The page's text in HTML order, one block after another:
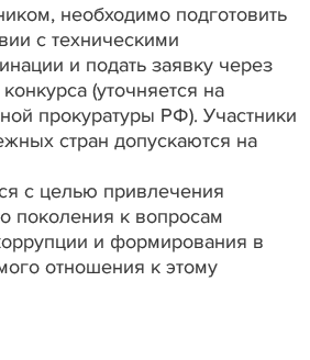
необходимо подготовить
с техническими
и подать заявку через
(уточняется на
прокуратуры РФ). Участники
стран допускаются на
с целью привлечения
поколения к вопросам
и формирования в
отношения к этому